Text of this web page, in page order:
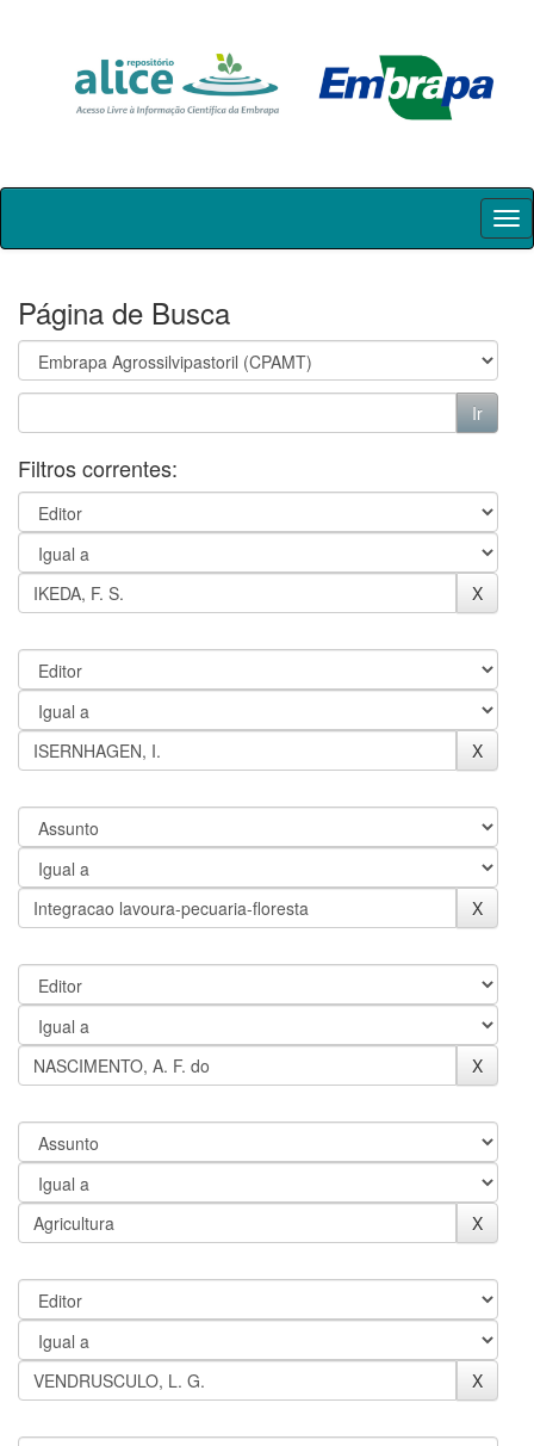
Skip
Página de Busca
Filtros correntes: